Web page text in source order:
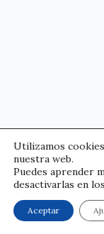
© Pedro Izquierdo |
Utilizamos
nuestra web.
Puedes aprender
desactivarlas en
Aceptar